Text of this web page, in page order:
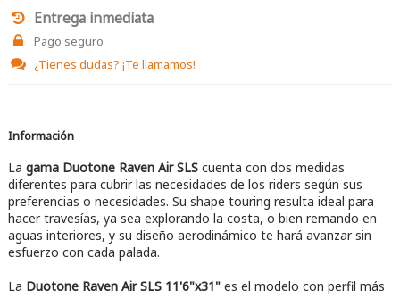
Entrega inmediata
Pago seguro
¿Tienes dudas? ¡Te llamamos!
Información
La gama Duotone Raven Air SLS cuenta con dos medidas
diferentes para cubrir las necesidades de los riders según sus
preferencias o necesidades. Su shape touring resulta ideal para
hacer travesías, ya sea explorando la costa, o bien remando en
aguas interiores, y su diseño aerodinámico te hará avanzar sin
esfuerzo con cada palada.
La Duotone Raven Air SLS 11'6"x31"es el modelo con perfil más